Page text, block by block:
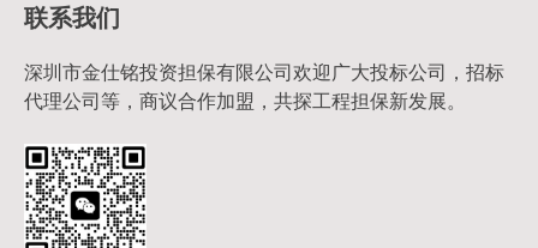
联系我们
深圳市金仕铭投资担保有限公司欢迎广大投标公司，招标
代理公司等，商议合作加盟，共探工程担保新发展。